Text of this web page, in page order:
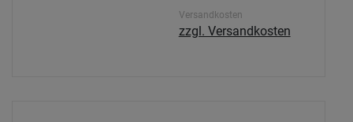
Versandkosten
zzgl. Versandkosten